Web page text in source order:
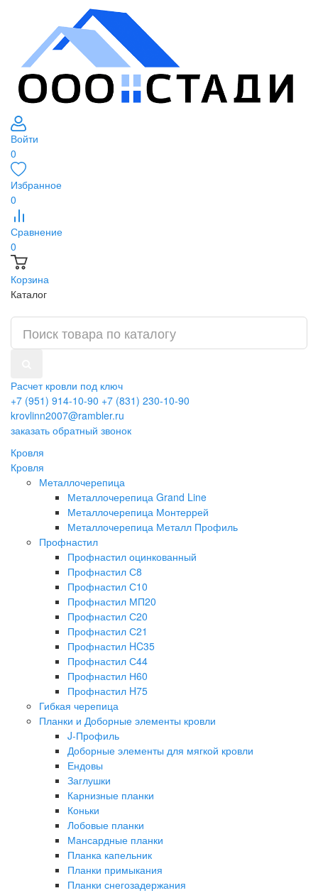
Войти
0
Избранное
0
Сравнение
0
Корзина
Каталог
Расчет кровли под ключ
+7 (951) 914-10-90 +7 (831) 230-10-90
krovlinn2007@rambler.ru
заказать обратный звонок
Кровля
Кровля
Металлочерепица
Металлочерепица Grand Line
Металлочерепица Монтеррей
Металлочерепица Металл Профиль
Профнастил
Профнастил оцинкованный
Профнастил С8
Профнастил С10
Профнастил МП20
Профнастил С20
Профнастил С21
Профнастил HC35
Профнастил С44
Профнастил Н60
Профнастил H75
Гибкая черепица
Планки и Доборные элементы кровли
J-Профиль
Доборные элементы для мягкой кровли
Ендовы
Заглушки
Карнизные планки
Коньки
Лобовые планки
Мансардные планки
Планка капельник
Планки примыкания
Планки снегозадержания